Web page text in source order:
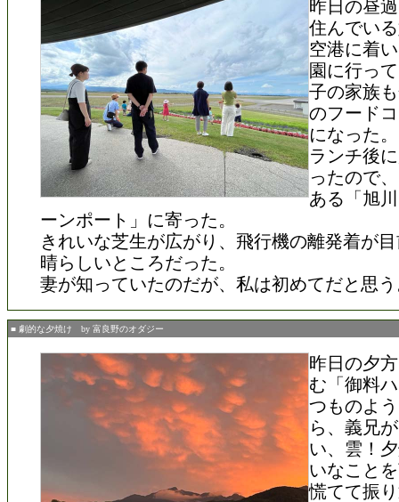
昨日の昼
住んでい
空港に着
園に行っ
子の家族
のフード
になった。
ランチ後
ったので
ある「旭
ーンポート」に寄った。
きれいな芝生が広がり、飛行機の離発着が
晴らしいところだった。
妻が知っていたのだが、私は初めてだと思
■ 劇的な夕焼け by 富良野のオダジー
昨日の夕
む「御料
つものよ
ら、義兄
い、雲！
いなこと
慌てて振